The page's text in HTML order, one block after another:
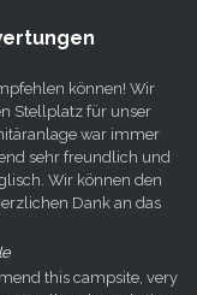
können! Wir
Stellplatz für unser
war immer
sehr freundlich und
Wir können den
Dank an das
this campsite, very